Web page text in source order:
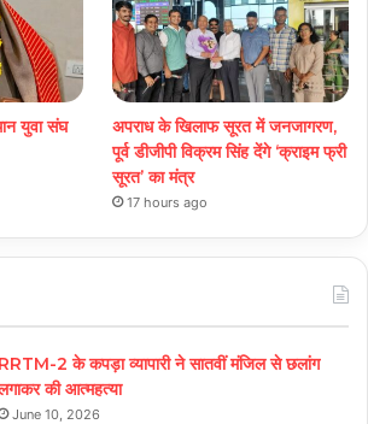
युवा संघ
अपराध के खिलाफ सूरत में जनजागरण,
पूर्व डीजीपी विक्रम सिंह देंगे ‘क्राइम फ्री
सूरत’ का मंत्र
17 hours ago
RRTM-2 के कपड़ा व्यापारी ने सातवीं मंजिल से छलांग
की आत्महत्या
June 10, 2026